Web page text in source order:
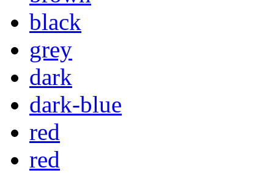
black
grey
dark
dark-blue
red
red